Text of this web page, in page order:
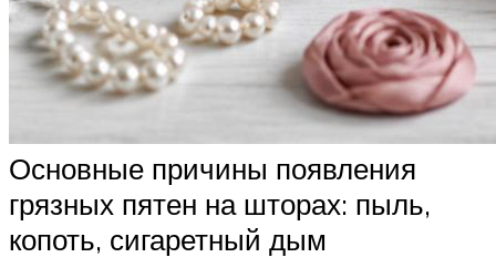
Основные причины появления
грязных пятен на шторах: пыль,
копоть, сигаретный дым